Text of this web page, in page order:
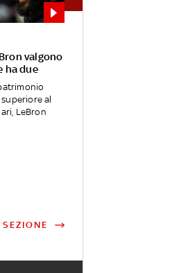
valgono
ha due
al
LeBron